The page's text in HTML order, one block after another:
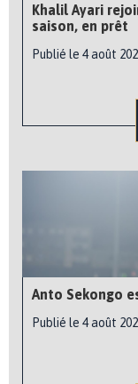
Khalil Ayari
saison, en prêt
Publié le 4 août
Anto Sekongo
Publié le 4 août